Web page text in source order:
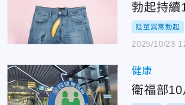
勃起持續
陰莖異常勃起
2025/10/23
健康
衛福部